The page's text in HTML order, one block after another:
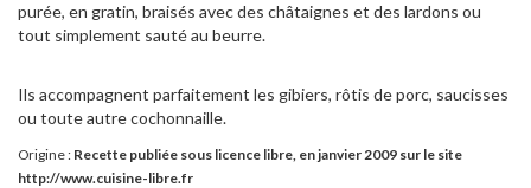
purée, en gratin, braisés avec des châtaignes et des lardons ou
tout simplement sauté au beurre.
Ils accompagnent parfaitement les gibiers, rôtis de porc, saucisses
ou toute autre cochonnaille.
Origine : Recette publiée sous licence libre, en janvier 2009 sur le site
http://www.cuisine-libre.fr